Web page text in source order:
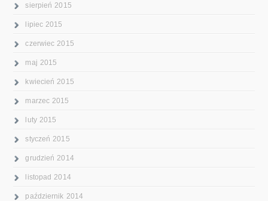
sierpień 2015
lipiec 2015
czerwiec 2015
maj 2015
kwiecień 2015
marzec 2015
luty 2015
styczeń 2015
grudzień 2014
listopad 2014
październik 2014